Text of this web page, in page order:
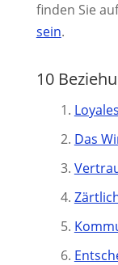
finden Sie
sein.
10
Das